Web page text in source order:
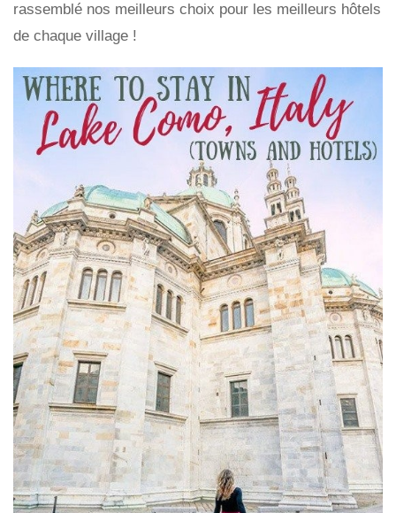
rassemblé nos meilleurs choix pour les meilleurs hôtels
de chaque village !